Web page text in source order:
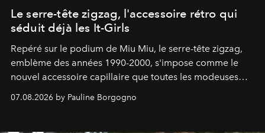
Le serre-tête zigzag, l'accessoire rétro qui
séduit déjà les It-Girls
Repéré sur le podium de Miu Miu, le serre-tête zigzag,
emblème des années 1990-2000, s'impose comme le
nouvel accessoire capillaire que toutes les modeuses
s'arrachent déjà.
07.08.2026 by Pauline Borgogno